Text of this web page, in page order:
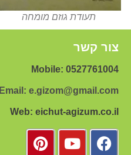
תעודת גוזם מומחה
צור קשר
Mobile: 0527761004
Email: e.gizom@gmail.com
Web: eichut-agizum.co.il